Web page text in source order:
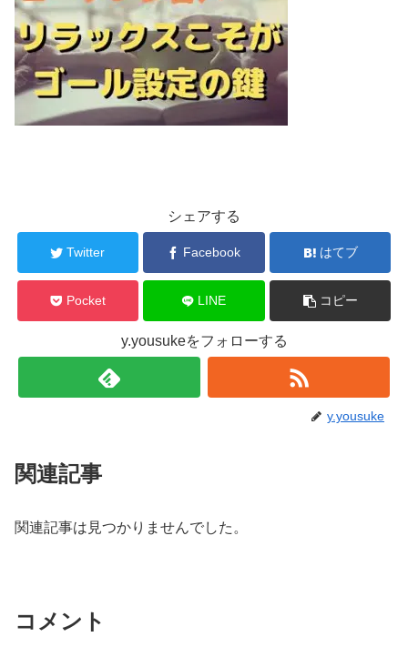
シェアする
Twitter Facebook はてブ
Pocket LINE コピー
y.yousukeをフォローする
y.yousuke
関連記事
関連記事は見つかりませんでした。
コメント